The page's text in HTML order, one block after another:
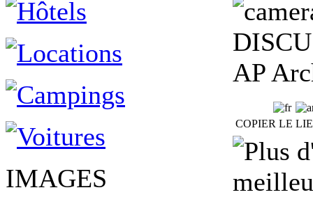
IMAGES
AP
COPIER LE